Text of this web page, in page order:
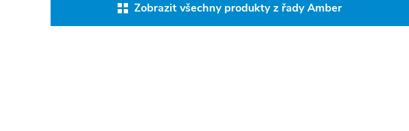
Zobrazit všechny produkty z řady Amber